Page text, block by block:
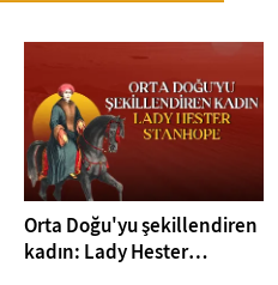
Orta Doğu'yu şekillendiren
kadın: Lady Hester